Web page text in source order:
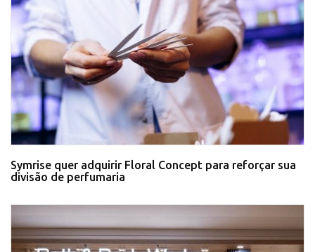
Symrise quer adquirir Floral Concept para reforçar sua
divisão de perfumaria